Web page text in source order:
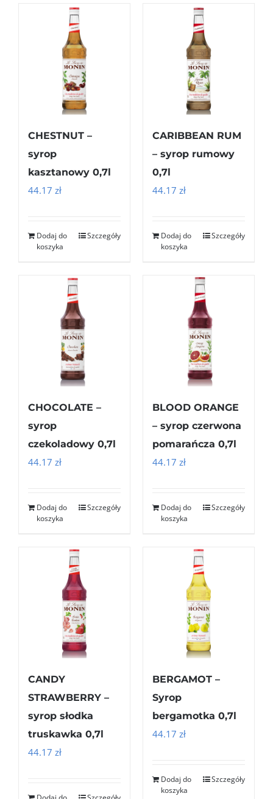
CHESTNUT –
syrop
kasztanowy 0,7l
44.17 zł
Dodaj do
koszyka
Szczegóły
CARIBBEAN RUM
– syrop rumowy
0,7l
44.17 zł
Dodaj do
koszyka
Szczegóły
CHOCOLATE –
syrop
czekoladowy 0,7l
44.17 zł
Dodaj do
koszyka
Szczegóły
BLOOD ORANGE
– syrop czerwona
pomarańcza 0,7l
44.17 zł
Dodaj do
koszyka
Szczegóły
CANDY
STRAWBERRY –
syrop słodka
truskawka 0,7l
44.17 zł
BERGAMOT –
Syrop
bergamotka 0,7l
44.17 zł
Dodaj do
koszyka
Szczegóły